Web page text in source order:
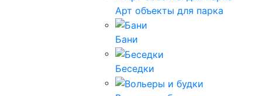
Арт объекты для парка
Бани
Беседки